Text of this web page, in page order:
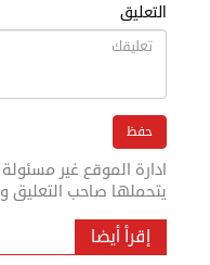
التعليق
ادارة الموقع غير
يتحملها صاحب التعليق
إقرأ أيضا